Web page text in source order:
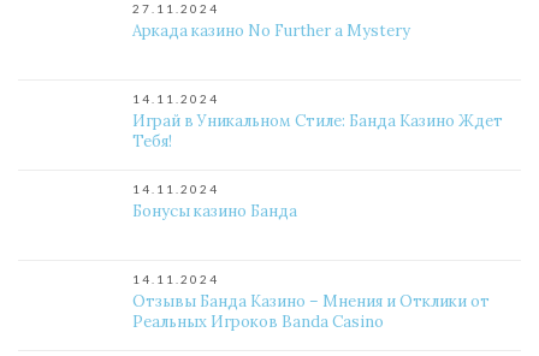
27.11.2024
Аркада казино No Further a Mystery
14.11.2024
Играй в Уникальном Стиле: Банда Казино Ждет
Тебя!
14.11.2024
Бонусы казино Банда
14.11.2024
Отзывы Банда Казино – Мнения и Отклики от
Реальных Игроков Banda Casino